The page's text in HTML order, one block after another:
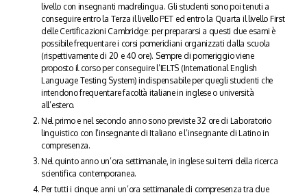
livello con insegnanti madrelingua. Gli studenti sono poi tenuti a
conseguire entro la Terza il livello PET ed entro la Quarta il livello First
delle Certificazioni Cambridge: per prepararsi a questi due esami è
possibile frequentare i corsi pomeridiani organizzati dalla scuola
(rispettivamente di 20 e 40 ore). Sempre di pomeriggio viene
proposto il corso per conseguire l’IELTS (International English
Language Testing System) indispensabile per quegli studenti che
intendono frequentare facoltà italiane in inglese o università
all’estero.
Nel primo e nel secondo anno sono previste 32 ore di Laboratorio
linguistico con l’insegnante di Italiano e l’insegnante di Latino in
compresenza.
Nel quinto anno un’ora settimanale, in inglese sui temi della ricerca
scientifica contemporanea.
Per tutti i cinque anni un’ora settimanale di compresenza tra due